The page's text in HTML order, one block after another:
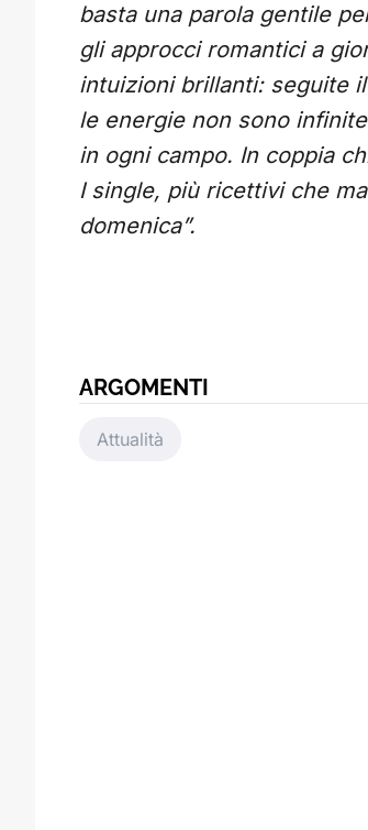
basta una parola gentile
gli approcci romantici a
intuizioni brillanti: seguite
le energie non sono
in ogni campo. In coppia
I single, più ricettivi che
domenica”.
ARGOMENTI
Attualità